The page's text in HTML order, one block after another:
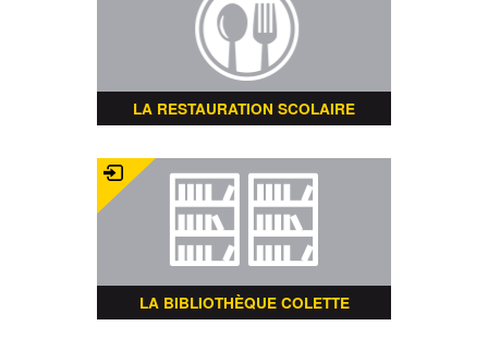
LA RESTAURATION SCOLAIRE
LA BIBLIOTHÈQUE COLETTE